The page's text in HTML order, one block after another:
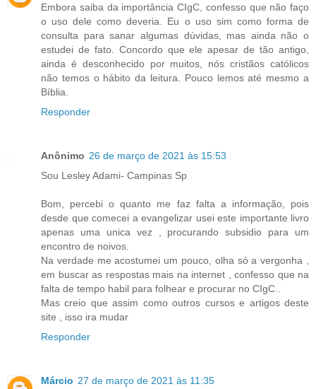
Embora saiba da importância CIgC, confesso que não faço
o uso dele como deveria. Eu o uso sim como forma de
consulta para sanar algumas dúvidas, mas ainda não o
estudei de fato. Concordo que ele apesar de tão antigo,
ainda é desconhecido por muitos, nós cristãos católicos
não temos o hábito da leitura. Pouco lemos até mesmo a
Bíblia.
Responder
Anônimo 26 de março de 2021 às 15:53
Sou Lesley Adami- Campinas Sp
Bom, percebi o quanto me faz falta a informação, pois
desde que comecei a evangelizar usei este importante livro
apenas uma unica vez , procurando subsidio para um
encontro de noivos.
Na verdade me acostumei um pouco, olha só a vergonha ,
em buscar as respostas mais na internet , confesso que na
falta de tempo habil para folhear e procurar no CIgC..
Mas creio que assim como outros cursos e artigos deste
site , isso ira mudar
Responder
Márcio 27 de março de 2021 às 11:35